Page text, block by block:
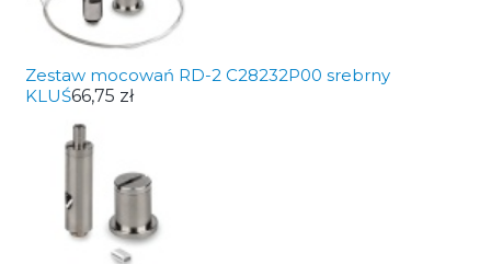
Zestaw mocowań RD-2 C28232P00 srebrny
KLUŚ66,75 zł